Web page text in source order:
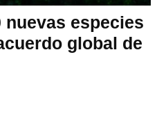
nuevas especies
global de